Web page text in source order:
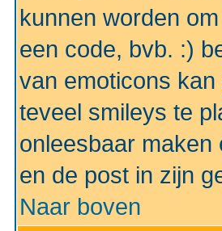
kunnen worden
een code, bvb. :)
van emoticons
teveel smileys te
onleesbaar
en de post in zijn
Naar boven